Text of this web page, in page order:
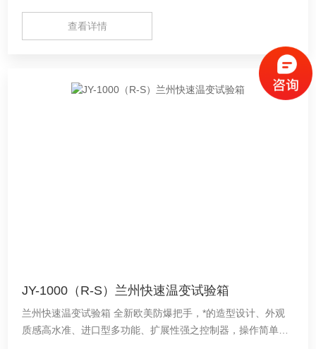
查看详情
JY-1000（R-S）兰州快速温变试验箱
兰州快速温变试验箱 全新欧美防爆把手，*的造型设计、外观
质感高水准、进口型多功能、扩展性强之控制器，操作简单、